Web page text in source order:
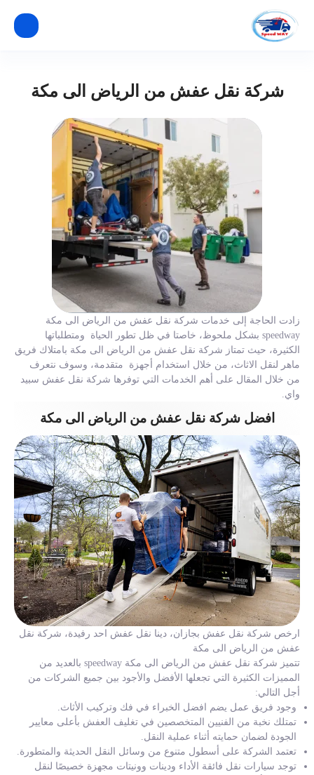
شركة نقل عفش من الرياض الى مكة
زادت الحاجة إلى خدمات شركة نقل عفش من الرياض الى مكة
speedway بشكل ملحوظ، خاصتا في ظل تطور الحياة ومتطلباتها
الكثيرة، حيث تمتاز شركة نقل عفش من الرياض الى مكة بامتلاك فريق
ماهر لنقل الاثاث، من خلال استخدام أجهزة متقدمة، وسوف نتعرف
من خلال المقال على أهم الخدمات التي توفرها شركة نقل عفش سبيد
واي.
افضل شركة نقل عفش من الرياض الى مكة
ارخص شركة نقل عفش بجازان، دينا نقل عفش احد رفيدة، شركة نقل
عفش من الرياض الى مكة
تتميز شركة نقل عفش من الرياض الى مكة speedway بالعديد من
المميزات الكثيرة التي تجعلها الأفضل والأجود بين جميع الشركات من
أجل التالي:
وجود فريق عمل يضم افضل الخبراء في فك وتركيب الأثاث.
تمتلك نخبة من الفنيين المتخصصين في تغليف العفش بأعلى معايير
الجودة لضمان حمايته أثناء عملية النقل.
تعتمد الشركة على أسطول متنوع من وسائل النقل الحديثة والمتطورة.
توجد سيارات نقل فائقة الأداء ودينات وونيتات مجهزة خصيصًا لنقل